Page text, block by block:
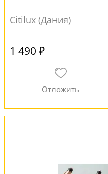
Citilux (Дания)
1 490 ₽